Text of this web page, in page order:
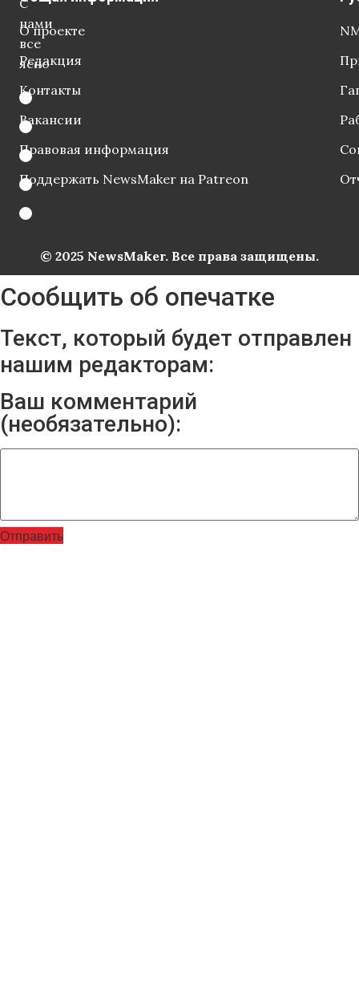
нами
все
ясно
О проекте
Редакция
Контакты
Вакансии
Правовая информация
Поддержать NewsMaker на Patreon
© 2025 NewsMaker. Все права защищены.
Сообщить об опечатке
Текст, который будет отправлен
нашим редакторам:
Ваш комментарий
(необязательно):
Отправить